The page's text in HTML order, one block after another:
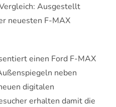
Ausgestellt
neuesten F-MAX
einen Ford F-MAX
neben
digitalen
erhalten damit die